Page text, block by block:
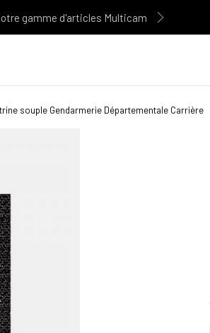
gamme d'articles Multicam
souple Gendarmerie Départementale Carrière